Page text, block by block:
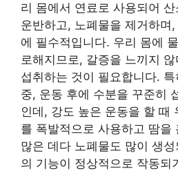
리 몸에서 연료로 사용되어
운반하고, 노폐물을 제거하며
에 필수적입니다. 우리 몸에
로해지므로, 갈증을 느끼지
섭취하는 것이 필요합니다.
중, 운동 후에 수분을 꾸준히
인데, 강도 높은 운동을 할 때
를 폭발적으로 사용하고 땀을
많은 데다 노폐물도 많이 생
의 기능이 정상적으로 작동되